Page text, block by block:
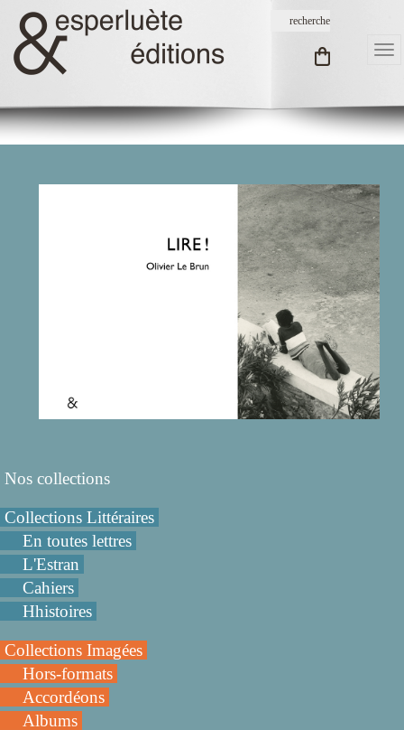
Nos collections
Collections Littéraires
En toutes lettres
L'Estran
Cahiers
Hhistoires
Collections Imagées
Hors-formats
Accordéons
Albums